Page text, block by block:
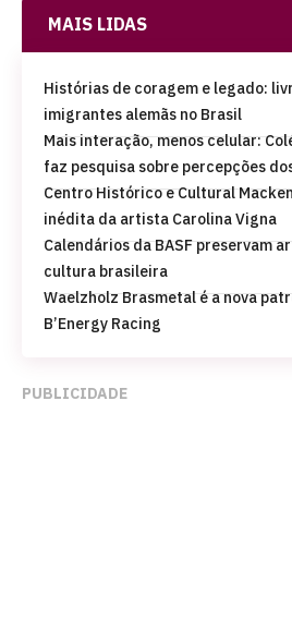
MAIS LIDAS
Histórias de coragem e legado:
imigrantes alemãs no Brasil
Mais interação, menos celular:
faz pesquisa sobre percepções
Centro Histórico e Cultural
inédita da artista Carolina Vigna
Calendários da BASF preservam
cultura brasileira
Waelzholz Brasmetal é a nova
B’Energy Racing
PUBLICIDADE